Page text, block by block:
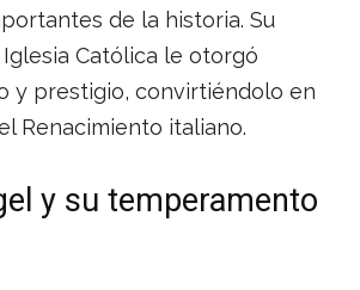
de la historia. Su
Católica le otorgó
y prestigio, convirtiéndolo en
Renacimiento italiano.
y su temperamento